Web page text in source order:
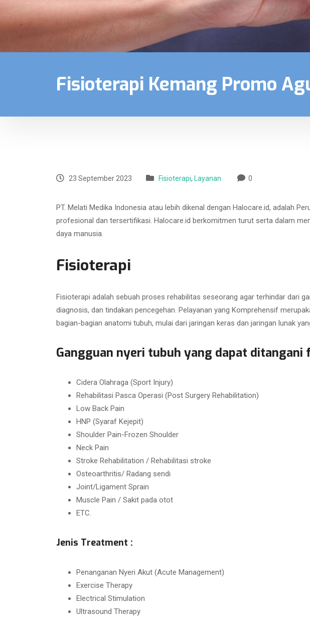
Fisioterapi Kemang Promo
23 September 2023 Fisioterapi, Layanan 0
PT. Melati Medika Indonesia atau lebih dikenal dengan Halocare.id, adalah
profesional dan tersertifikasi. Halocare.id berkomitmen turut serta dalam
daya manusia.
Fisioterapi
Fisioterapi adalah sebuah proses rehabilitas seseorang agar terhindar dari
diagnosis, dan tindakan pencegehan. Pelayanan yang Komprehensif
bagian-bagian anatomi tubuh, mulai dari jaringan keras dan jaringan lunak
Gangguan nyeri tubuh yang dapat ditangani
Cidera Olahraga (Sport Injury)
Rehabilitasi Pasca Operasi (Post Surgery Rehabilitation)
Low Back Pain
HNP (Syaraf Kejepit)
Shoulder Pain-Frozen Shoulder
Neck Pain
Stroke Rehabilitation / Rehabilitasi stroke
Osteoarthritis/ Radang sendi
Joint/Ligament Sprain
Muscle Pain / Sakit pada otot
ETC.
Jenis Treatment :
Penanganan Nyeri Akut (Acute Management)
Exercise Therapy
Electrical Stimulation
Ultrasound Therapy